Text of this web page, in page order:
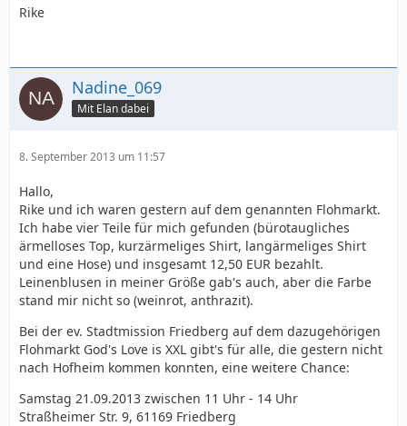
Rike
Nadine_069
Mit Elan dabei
8. September 2013 um 11:57
Hallo,
Rike und ich waren gestern auf dem genannten Flohmarkt.
Ich habe vier Teile für mich gefunden (bürotaugliches
ärmelloses Top, kurzärmeliges Shirt, langärmeliges Shirt
und eine Hose) und insgesamt 12,50 EUR bezahlt.
Leinenblusen in meiner Größe gab's auch, aber die Farbe
stand mir nicht so (weinrot, anthrazit).
Bei der ev. Stadtmission Friedberg auf dem dazugehörigen
Flohmarkt God's Love is XXL gibt's für alle, die gestern nicht
nach Hofheim kommen konnten, eine weitere Chance:
Samstag 21.09.2013 zwischen 11 Uhr - 14 Uhr
Straßheimer Str. 9, 61169 Friedberg